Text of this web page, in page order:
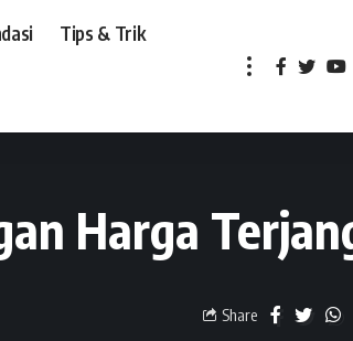
Tips & Trik
Harga
Share